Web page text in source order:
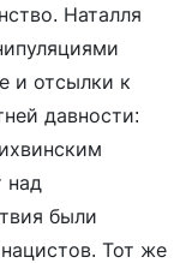
Наталля
и отсылки к
давности:
над
были
Тот же